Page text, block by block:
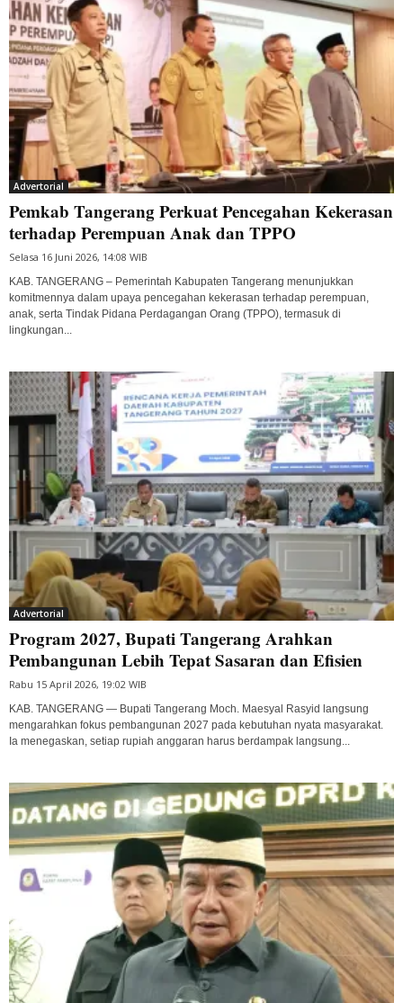
Advertorial
Pemkab Tangerang Perkuat Pencegahan Kekerasan
terhadap Perempuan Anak dan TPPO
Selasa 16 Juni 2026, 14:08 WIB
KAB. TANGERANG – Pemerintah Kabupaten Tangerang menunjukkan
komitmennya dalam upaya pencegahan kekerasan terhadap perempuan,
anak, serta Tindak Pidana Perdagangan Orang (TPPO), termasuk di
lingkungan...
Advertorial
Program 2027, Bupati Tangerang Arahkan
Pembangunan Lebih Tepat Sasaran dan Efisien
Rabu 15 April 2026, 19:02 WIB
KAB. TANGERANG — Bupati Tangerang Moch. Maesyal Rasyid langsung
mengarahkan fokus pembangunan 2027 pada kebutuhan nyata masyarakat.
Ia menegaskan, setiap rupiah anggaran harus berdampak langsung...